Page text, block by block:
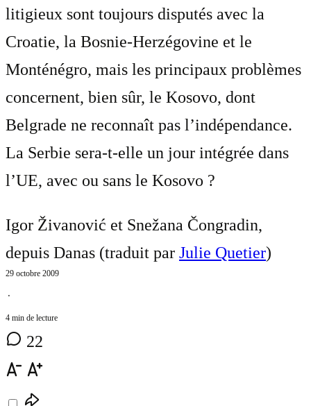
litigieux sont toujours disputés avec la
Croatie, la Bosnie-Herzégovine et le
Monténégro, mais les principaux problèmes
concernent, bien sûr, le Kosovo, dont
Belgrade ne reconnaît pas l’indépendance.
La Serbie sera-t-elle un jour intégrée dans
l’UE, avec ou sans le Kosovo ?
Igor Živanović et Snežana Čongradin,
depuis Danas (traduit par Julie Quetier)
29 octobre 2009
⋅
4 min de lecture
22